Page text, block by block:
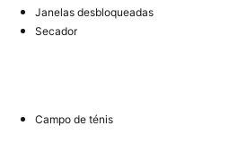
Janelas desbloqueadas
Secador
Campo de ténis